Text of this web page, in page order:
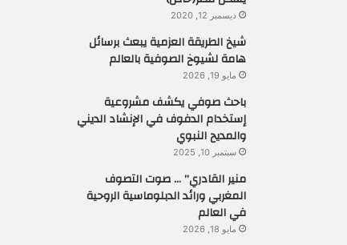
ديسمبر 12, 2020
شيخ الطريقة العزمية يبعث برسائل
هامة لشيوخ الصوفية بالعالم
مايو 19, 2026
باحث صوفي يكشف مشروعية
إستخدام الدفوف في الإنشاد الديني
والمديح النبوي
سبتمبر 10, 2025
منير القادري” … صوت التصوف
المغربي ورائد الدبلوماسية الروحية
في العالم
مايو 18, 2026